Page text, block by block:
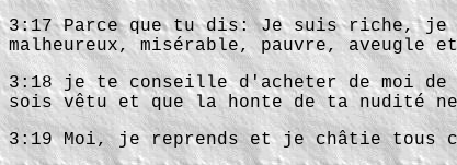
3:17 Parce que tu dis: Je suis riche,
malheureux, misérable, pauvre, aveugle
3:18 je te conseille d'acheter de moi
sois vêtu et que la honte de ta nudité
3:19 Moi, je reprends et je châtie tous